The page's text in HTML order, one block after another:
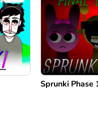
Sprunki Phase